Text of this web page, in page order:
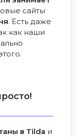
сайты
. Есть даже
как наши
в Tilda и